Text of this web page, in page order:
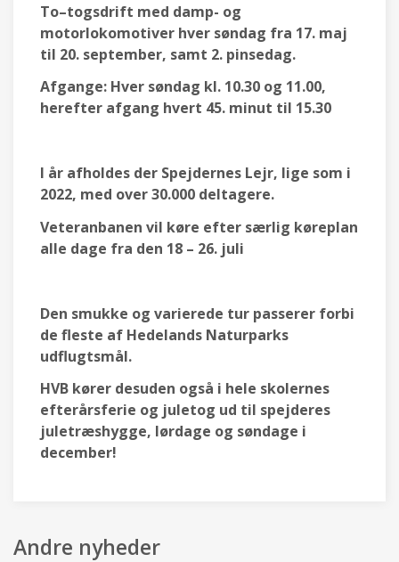
To–togsdrift med damp- og
motorlokomotiver hver søndag fra 17. maj
til 20. september, samt 2. pinsedag.
Afgange: Hver søndag kl. 10.30 og 11.00,
herefter afgang hvert 45. minut til 15.30
I år afholdes der Spejdernes Lejr, lige som i
2022, med over 30.000 deltagere.
Veteranbanen vil køre efter særlig køreplan
alle dage fra den 18 – 26. juli
Den smukke og varierede tur passerer forbi
de fleste af Hedelands Naturparks
udflugtsmål.
HVB kører desuden også i hele skolernes
efterårsferie og juletog ud til spejderes
juletræshygge, lørdage og søndage i
december!
Andre nyheder